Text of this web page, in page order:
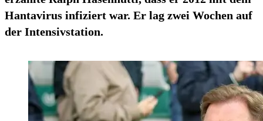
Hantavirus infiziert war. Er lag zwei Wochen auf
der Intensivstation.